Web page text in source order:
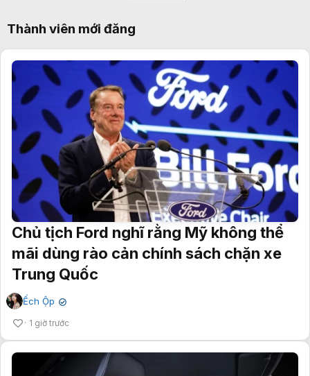
Thành viên mới đăng
Chủ tịch Ford nghĩ rằng Mỹ không thể
mãi dùng rào cản chính sách chặn xe
Trung Quốc
Ếch Ộp ✔
1 giờ trước